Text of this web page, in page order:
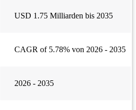
USD 1.75 Milliarden bis 2035
CAGR of 5.78% von 2026 - 2035
2026 - 2035